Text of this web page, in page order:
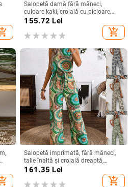
Salopetă damă fără mâneci,
culoare kaki, croială cu picioare
largi, stil casual de vară
155.72 Lei
add_shopping_cart
Salopetă imprimată, fără mâneci,
talie înaltă și croială dreaptă,
poliester, primăvara 2024
161.35 Lei
add_shopping_cart